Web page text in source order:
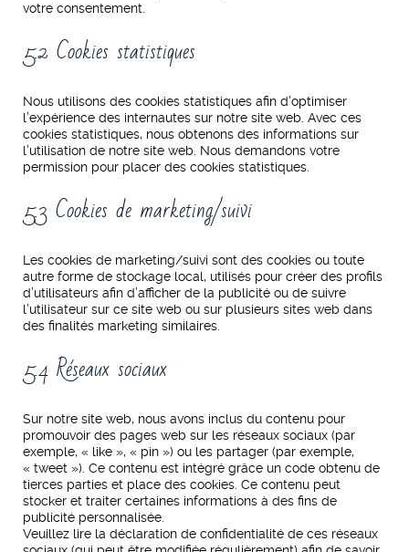
votre consentement.
5.2 Cookies statistiques
Nous utilisons des cookies statistiques afin d’optimiser
l’expérience des internautes sur notre site web. Avec ces
cookies statistiques, nous obtenons des informations sur
l’utilisation de notre site web. Nous demandons votre
permission pour placer des cookies statistiques.
5.3 Cookies de marketing/suivi
Les cookies de marketing/suivi sont des cookies ou toute
autre forme de stockage local, utilisés pour créer des profils
d’utilisateurs afin d’afficher de la publicité ou de suivre
l’utilisateur sur ce site web ou sur plusieurs sites web dans
des finalités marketing similaires.
5.4 Réseaux sociaux
Sur notre site web, nous avons inclus du contenu pour
promouvoir des pages web sur les réseaux sociaux (par
exemple, « like », « pin ») ou les partager (par exemple,
« tweet »). Ce contenu est intégré grâce un code obtenu de
tierces parties et place des cookies. Ce contenu peut
stocker et traiter certaines informations à des fins de
publicité personnalisée.
Veuillez lire la déclaration de confidentialité de ces réseaux